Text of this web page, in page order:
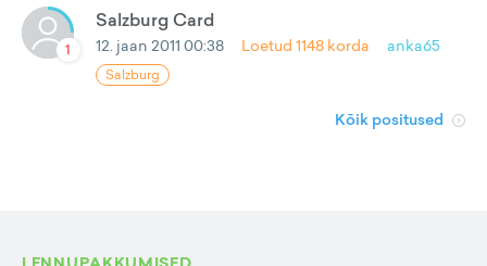
1
Salzburg Card
12. jaan 2011 00:38 Loetud 1148 korda anka65
Salzburg
Kõik positused